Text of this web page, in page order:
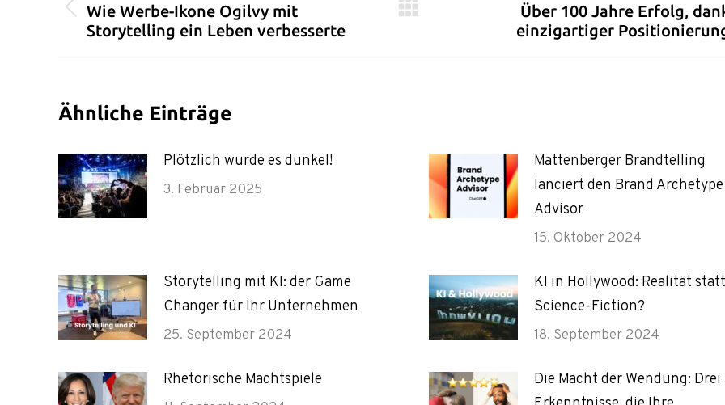
Vorheriger
Beitrag:
Wie Werbe-Ikone Ogilvy mit
Storytelling ein Leben verbesserte
Über 100 Jahre Erfolg,
einzigartiger
Ähnliche Einträge
Plötzlich wurde es dunkel!
3. Februar 2025
Mattenberger Brandtelling
lanciert den Brand Archetype
Advisor
15. Oktober 2024
Storytelling mit KI: der Game
Changer für Ihr Unternehmen
25. September 2024
KI in Hollywood: Realität statt
Science-Fiction?
18. September 2024
Rhetorische Machtspiele
Die Macht der Wendung: Drei